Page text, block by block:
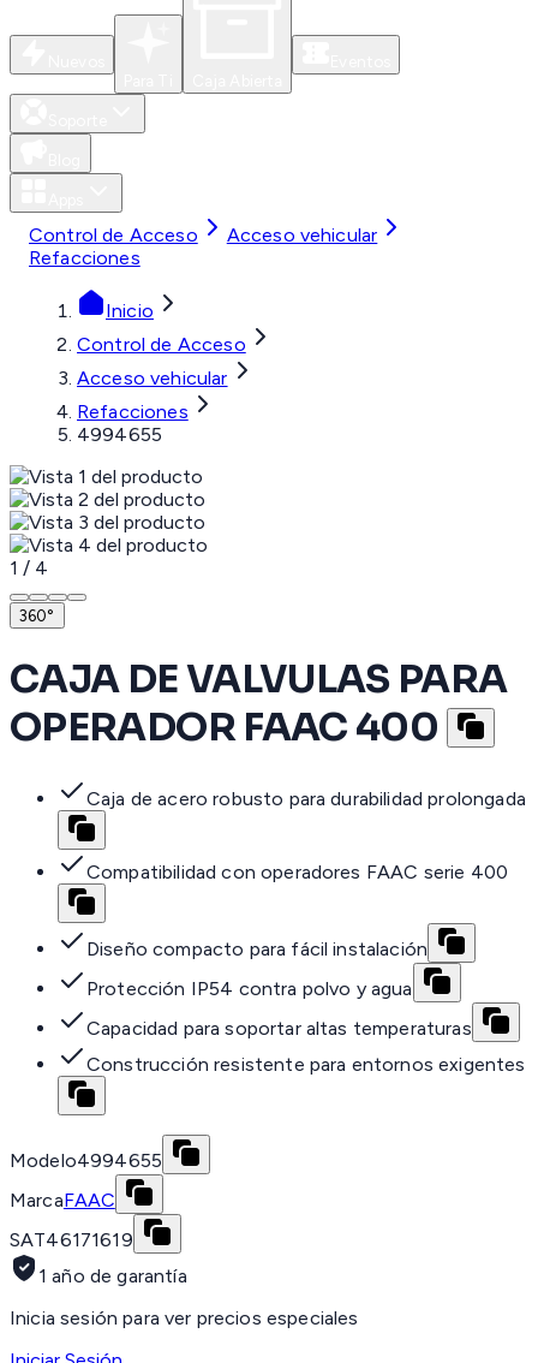
Control de Acceso
Acceso vehicular
Refacciones
Inicio
Control de Acceso
Acceso vehicular
Refacciones
4994655
1 / 4
360°
CAJA DE VALVULAS PARA
OPERADOR FAAC 400
Caja de acero robusto para durabilidad prolongada
Compatibilidad con operadores FAAC serie 400
Diseño compacto para fácil instalación
Protección IP54 contra polvo y agua
Capacidad para soportar altas temperaturas
Construcción resistente para entornos exigentes
Modelo4994655
MarcaFAAC
SAT46171619
1 año de garantía
Inicia sesión para ver precios especiales